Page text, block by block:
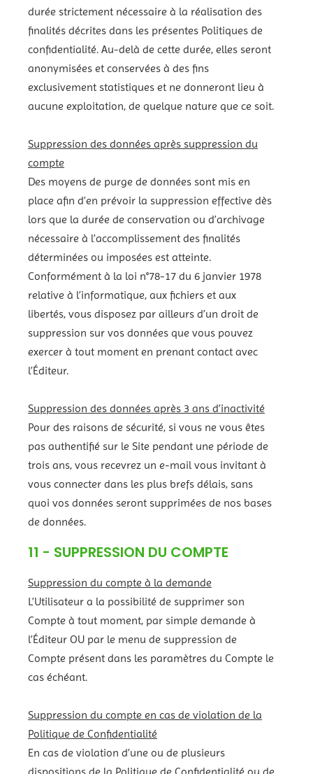
durée strictement nécessaire à la réalisation des
finalités décrites dans les présentes Politiques de
confidentialité. Au-delà de cette durée, elles seront
anonymisées et conservées à des fins
exclusivement statistiques et ne donneront lieu à
aucune exploitation, de quelque nature que ce soit.
Suppression des données après suppression du
compte
Des moyens de purge de données sont mis en
place afin d’en prévoir la suppression effective dès
lors que la durée de conservation ou d’archivage
nécessaire à l’accomplissement des finalités
déterminées ou imposées est atteinte.
Conformément à la loi n°78-17 du 6 janvier 1978
relative à l’informatique, aux fichiers et aux
libertés, vous disposez par ailleurs d’un droit de
suppression sur vos données que vous pouvez
exercer à tout moment en prenant contact avec
l’Éditeur.
Suppression des données après 3 ans d’inactivité
Pour des raisons de sécurité, si vous ne vous êtes
pas authentifié sur le Site pendant une période de
trois ans, vous recevrez un e-mail vous invitant à
vous connecter dans les plus brefs délais, sans
quoi vos données seront supprimées de nos bases
de données.
11 - SUPPRESSION DU COMPTE
Suppression du compte à la demande
L’Utilisateur a la possibilité de supprimer son
Compte à tout moment, par simple demande à
l’Éditeur OU par le menu de suppression de
Compte présent dans les paramètres du Compte le
cas échéant.
Suppression du compte en cas de violation de la
Politique de Confidentialité
En cas de violation d’une ou de plusieurs